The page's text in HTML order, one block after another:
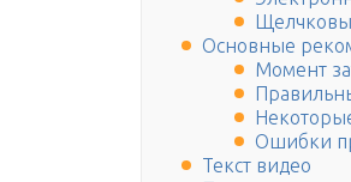
Основные
Момент
Ошибки
Текст видео